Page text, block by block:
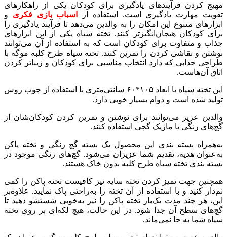
مهیج کردن فرآیندهای یادگیری برای کودکان یکی از راهکارهای
تقویت مهارت یادگیری است. استفاده از
اسباب بازی فکری و
ابزارهای متنوع این امکان را به والدین می‌دهد تا فرآیند یادگیری را
برای کودکان هیجان‌انگیزتر کنند. تخته سیاه یکی از این ابزارهای
جذاب و متفاوت برای کودکان است که به استفاده از آن می‌توانند
نوشتن و نقاشی کردن را تمرین کنند. تخته سیاه طرح کلبه موگه با
طراحی جذابی که دارد انتخاب مناسبی برای کودکان و زیباتر کردن
اتاق آن‌هاست.
این تخته سیاه با ابعاد ۱۰۵*۶۰ سانتی‌متری با استفاده از چوب روس
تولید شده است و دوام بسیار خوبی دارد.
والدین عزیز می‌توانند برای نوشتن و تمرین کردن کودکان‌شان از
گچ‌های رنگی یا ماژیک گچی استفاده کنند.
به‌همراه بسته بندی این محصول یک بسته گچ رنگی و تخته پاکن
به‌عنوان هدیه، تقدیم شما عزیزان می‌شود. گچ‌های رنگی موجود در
بسته بندی تخته سیاه طرح کلبه بدون خاک هستند.
همچنین جهت تمیز کردن تخته سایه نیز کافیست تخته پاکن را کمی
نم‌دار کنید و با استفاده از آن تخته را به‌راحتی پاک نمایید. علاوه‌بر
این، هر چند مدت یک‌بار تخته پاکن را نیز به‌خوبی شستشو دهید تا
گچ‌های سطح آن جدا شود. در این حالت، هیچ لکه‌ای بر روی تخته
سیاه شما به جا نمی‌ماند.